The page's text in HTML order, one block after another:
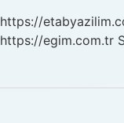
https://
https://egim.com.tr